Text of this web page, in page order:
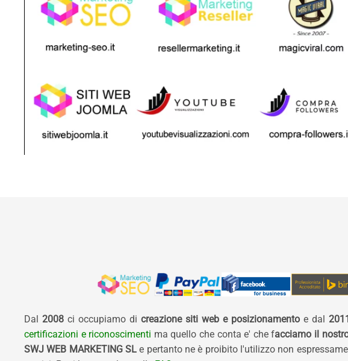
Dal 2008ci occupiamo di creazione siti web e posizionamentoe dal 2011
certificazioni e riconoscimenti ma quello che conta e' che facciamo il
SWJ WEB MARKETING SLe pertanto ne è proibito l'utilizzo non